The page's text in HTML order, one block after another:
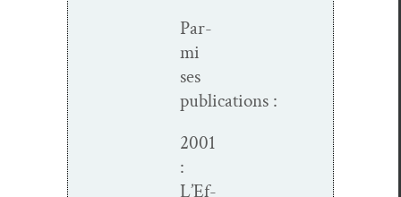
Par­
mi
ses
publications :
2001
:
L’Ef­